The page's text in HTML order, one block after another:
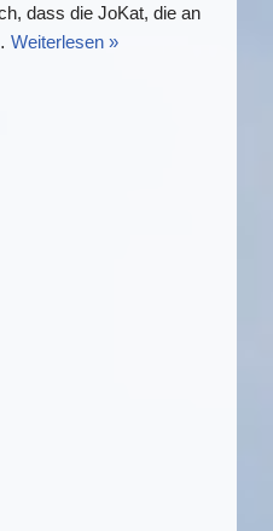
dass die JoKat, die an
Weiterlesen »